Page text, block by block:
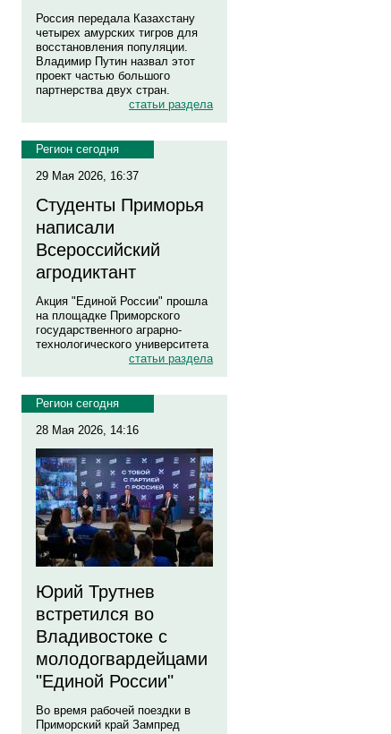
Россия передала Казахстану
четырех амурских тигров для
восстановления популяции.
Владимир Путин назвал этот
проект частью большого
партнерства двух стран.
статьи раздела
Регион сегодня
29 Мая 2026, 16:37
Студенты Приморья
написали
Всероссийский
агродиктант
Акция "Единой России" прошла
на площадке Приморского
государственного аграрно-
технологического университета
статьи раздела
Регион сегодня
28 Мая 2026, 14:16
Юрий Трутнев
встретился во
Владивостоке с
молодогвардейцами
"Единой России"
Во время рабочей поездки в
Приморский край Зампред